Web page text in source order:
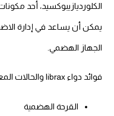
الكلورديازيبوكسيد، أحد
يمكن أن يساعد في إدارة
الجهاز الهضمي.
فوائد دواء librax والحالات المعالجة:
القرحة الهضمية